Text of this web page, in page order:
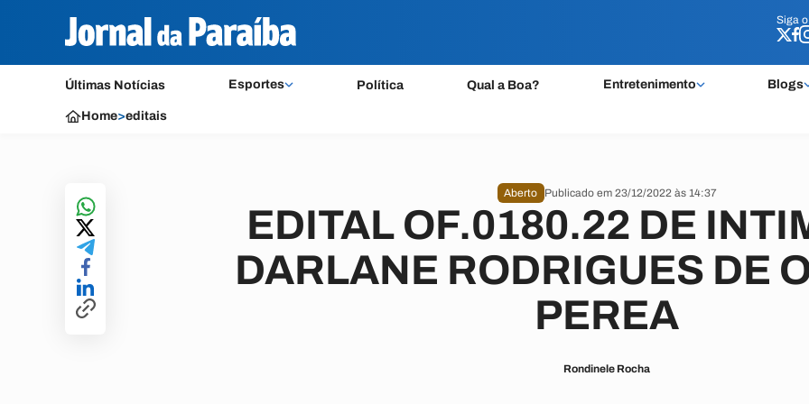
Siga o
Últimas Notícias Esportes Política Qual a Boa? Entretenimento Blogs
Siga o
Home>editais
Aberto Publicado em 23/12/2022 às 14:37
EDITAL OF.0180.22 DE
DARLANE RODRIGUES DE
PEREA
Rondinele Rocha